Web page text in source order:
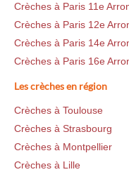
Crèches à Paris 11e
Crèches à Paris 12e
Crèches à Paris 14e
Crèches à Paris 16e
Les crèches en région
Crèches à Toulouse
Crèches à Strasbourg
Crèches à Montpellier
Crèches à Lille